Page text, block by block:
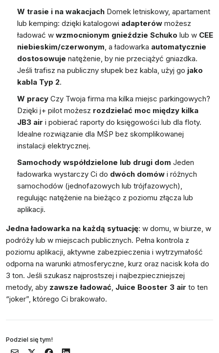
W trasie i na wakacjach Domek letniskowy, apartament
lub kemping: dzięki katalogowi adapterów możesz
ładować w wzmocnionym gnieździe Schuko lub w CEE
niebieskim/czerwonym, a ładowarka automatycznie
dostosowuje natężenie, by nie przeciążyć gniazdka.
Jeśli trafisz na publiczny słupek bez kabla, użyj go jako
kabla Typ 2.
W pracy Czy Twoja firma ma kilka miejsc parkingowych?
Dzięki j+ pilot możesz rozdzielać moc między kilka
JB3 air i pobierać raporty do księgowości lub dla floty.
Idealne rozwiązanie dla MŚP bez skomplikowanej
instalacji elektrycznej.
Samochody współdzielone lub drugi dom Jeden
ładowarka wystarczy Ci do dwóch domów i różnych
samochodów (jednofazowych lub trójfazowych),
regulując natężenie na bieżąco z poziomu złącza lub
aplikacji.
Jedna ładowarka na każdą sytuację: w domu, w biurze, w
podróży lub w miejscach publicznych. Pełna kontrola z
poziomu aplikacji, aktywne zabezpieczenia i wytrzymałość
odporna na warunki atmosferyczne, kurz oraz nacisk koła do
3 ton. Jeśli szukasz najprostszej i najbezpieczniejszej
metody, aby zawsze ładować, Juice Booster 3 air to ten
“joker”, którego Ci brakowało.
Podziel się tym!